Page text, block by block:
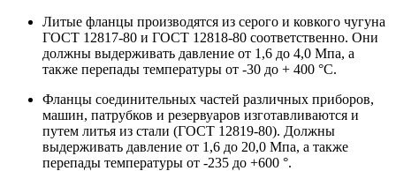
Литые фланцы производятся из серого и ковкого чугуна
ГОСТ 12817-80 и ГОСТ 12818-80 соответственно. Они
должны выдерживать давление от 1,6 до 4,0 Мпа, а
также перепады температуры от -30 до + 400 °С.
Фланцы соединительных частей различных приборов,
машин, патрубков и резервуаров изготавливаются и
путем литья из стали (ГОСТ 12819-80). Должны
выдерживать давление от 1,6 до 20,0 Мпа, а также
перепады температуры от -235 до +600 °.